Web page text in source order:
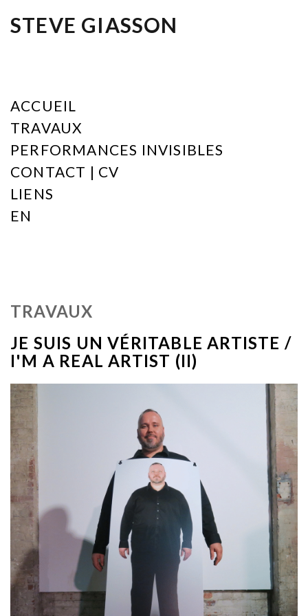
STEVE GIASSON
ACCUEIL
TRAVAUX
PERFORMANCES INVISIBLES
CONTACT | CV
LIENS
EN
TRAVAUX
JE SUIS UN VÉRITABLE ARTISTE /
I'M A REAL ARTIST (II)